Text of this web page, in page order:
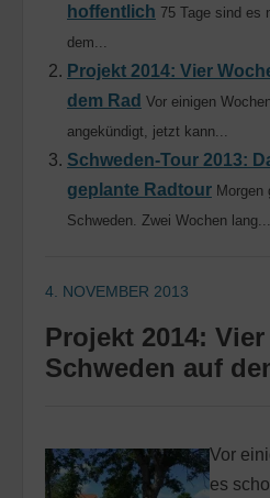
hoffentlich 75 Tage sind es
dem...
Projekt 2014: Vier
dem Rad Vor einigen
angekündigt, jetzt kann...
Schweden-Tour 2013:
geplante Radtour Morgen
Schweden. Zwei Wochen lang...
4. NOVEMBER 2013
Projekt 2014:
Schweden auf
Vor
es